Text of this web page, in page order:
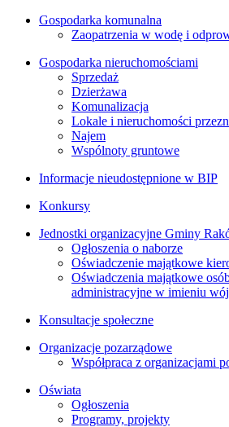
Gospodarka komunalna
Zaopatrzenia w wodę i
Gospodarka nieruchomościami
Sprzedaż
Dzierżawa
Komunalizacja
Lokale i nieruchomości
Najem
Wspólnoty gruntowe
Informacje nieudostępnione w BIP
Konkursy
Jednostki organizacyjne Gminy
Ogłoszenia o naborze
Oświadczenie majątkowe
Oświadczenia majątkowe
administracyjne w imieniu
Konsultacje społeczne
Organizacje pozarządowe
Współpraca z organizacjami
Oświata
Ogłoszenia
Programy, projekty